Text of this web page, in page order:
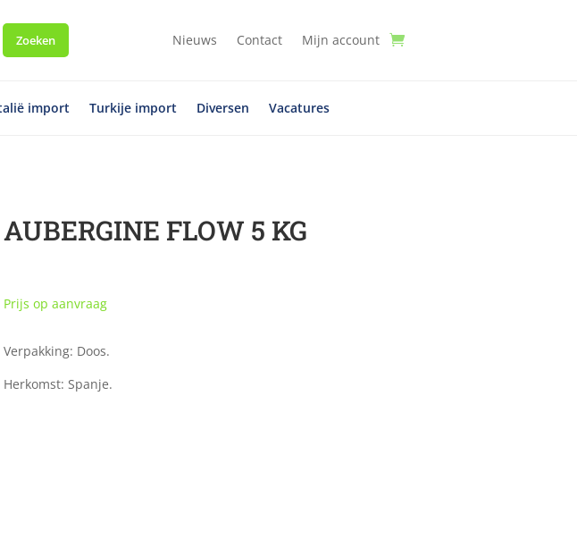
Zoeken Nieuws Contact Mijn account
import Turkije import Diversen Vacatures
AUBERGINE FLOW 5 KG
Prijs op aanvraag
Verpakking: Doos.
Herkomst: Spanje.